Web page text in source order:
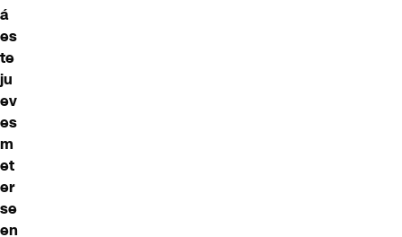
á
es
te
ju
ev
es
m
et
er
se
en